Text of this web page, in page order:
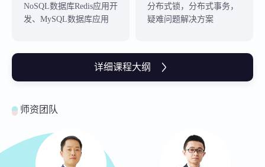
NoSQL数据库Redis应用开
发、MySQL数据库应用
分布式锁，分布式事务，
疑难问题解决方案
详细课程大纲
师资团队